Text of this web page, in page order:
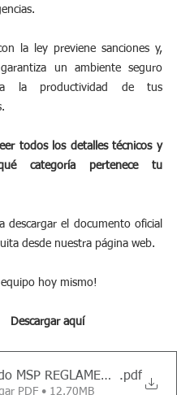
la ley previene sanciones y,
un ambiente seguro
la productividad de tus
todos los detalles técnicos y
categoría pertenece tu
descargar el documento oficial
desde nuestra página web.
hoy mismo!
Descargar aquí
MSP REGLAMENTO.pdf
PDF • 12.70MB